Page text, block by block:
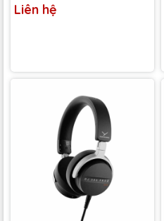
Liên hệ